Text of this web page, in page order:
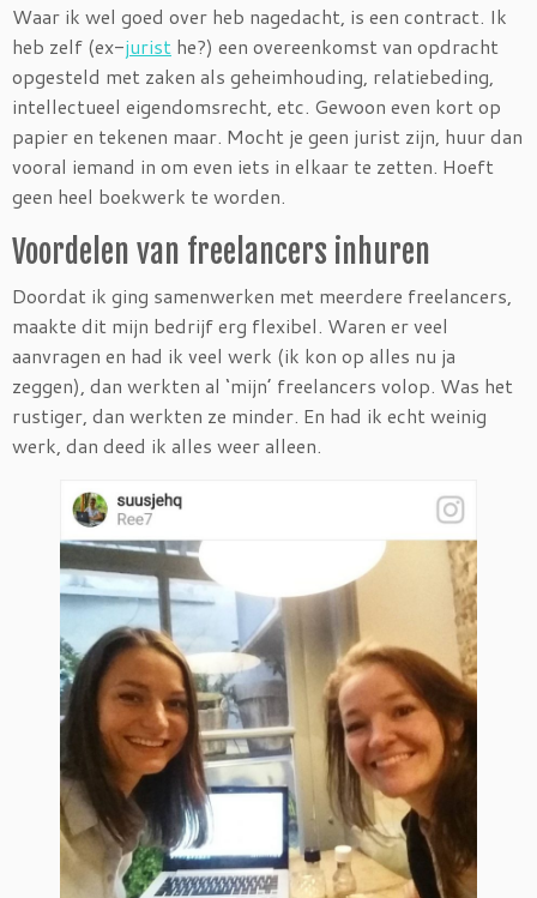
Waar ik wel goed over heb nagedacht, is een contract. Ik
heb zelf (ex-jurist he?) een overeenkomst van opdracht
opgesteld met zaken als geheimhouding, relatiebeding,
intellectueel eigendomsrecht, etc. Gewoon even kort op
papier en tekenen maar. Mocht je geen jurist zijn, huur dan
vooral iemand in om even iets in elkaar te zetten. Hoeft
geen heel boekwerk te worden.
Voordelen van freelancers inhuren
Doordat ik ging samenwerken met meerdere freelancers,
maakte dit mijn bedrijf erg flexibel. Waren er veel
aanvragen en had ik veel werk (ik kon op alles nu ja
zeggen), dan werkten al ‘mijn’ freelancers volop. Was het
rustiger, dan werkten ze minder. En had ik echt weinig
werk, dan deed ik alles weer alleen.